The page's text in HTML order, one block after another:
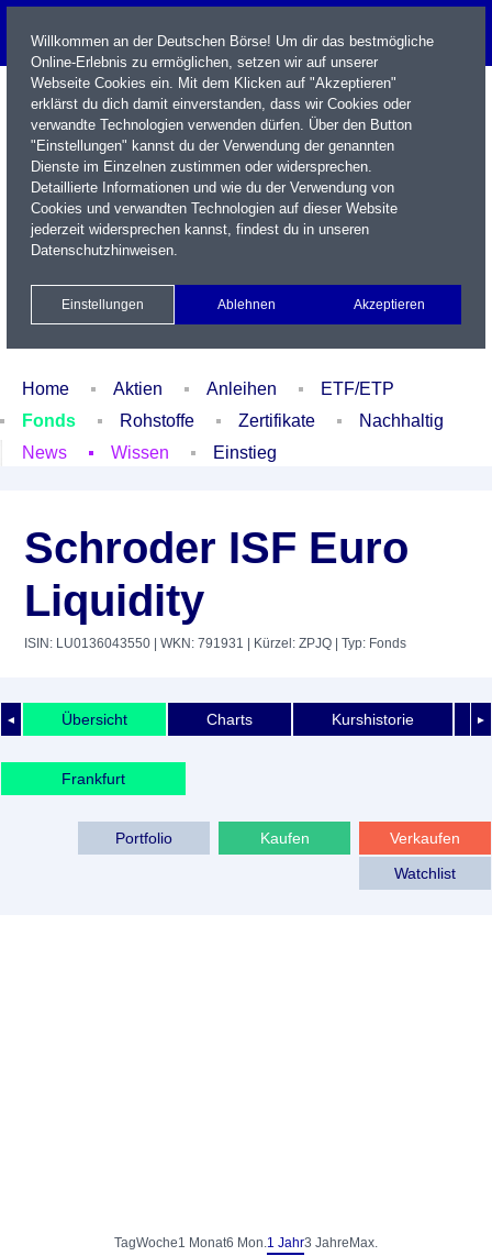
Name / WKN / ISIN / Kürzel
Xetra Realtime
Watchlist Portfolio Login
Home Aktien Anleihen
ETF/ETP
Fonds
Rohstoffe Zertifikate
Nachhaltig
News
Wissen Einstieg
Schroder ISF Euro
Liquidity
ISIN: LU0136043550 | WKN: 791931 | Kürzel: ZPJQ | Typ: Fonds
◄ ►
Übersicht Charts Kurshistorie
Frankfurt
Verkaufen
Kaufen
Portfolio
Watchlist
TagWoche1 Monat6 Mon.1 Jahr3 Jahre Max.
Willkommen an der Deutschen Börse! Um dir das bestmögliche
Online-Erlebnis zu ermöglichen, setzen wir auf unserer
Webseite Cookies ein. Mit dem Klicken auf "Akzeptieren"
erklärst du dich damit einverstanden, dass wir Cookies oder
verwandte Technologien verwenden dürfen. Über den Button
"Einstellungen" kannst du der Verwendung der genannten
Dienste im Einzelnen zustimmen oder widersprechen.
Detaillierte Informationen und wie du der Verwendung von
Cookies und verwandten Technologien auf dieser Website
jederzeit widersprechen kannst, findest du in unseren
Datenschutzhinweisen.
Einstellungen Ablehnen Akzeptieren